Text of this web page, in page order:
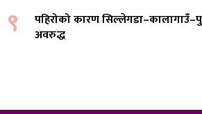
९
पहिरोको कारण
अवरुद्ध